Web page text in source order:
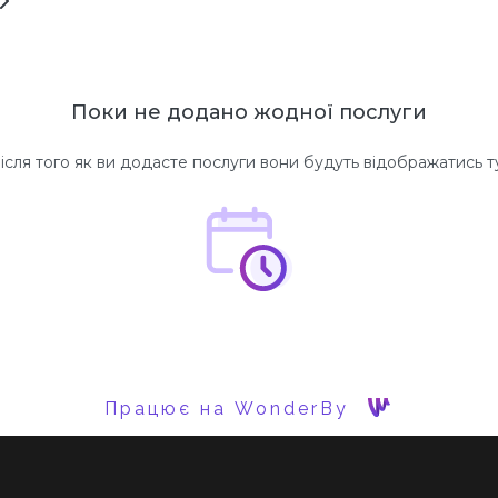
Поки не додано жодної послуги
того як ви додасте послуги вони будуть відображатись
Працює на WonderBy